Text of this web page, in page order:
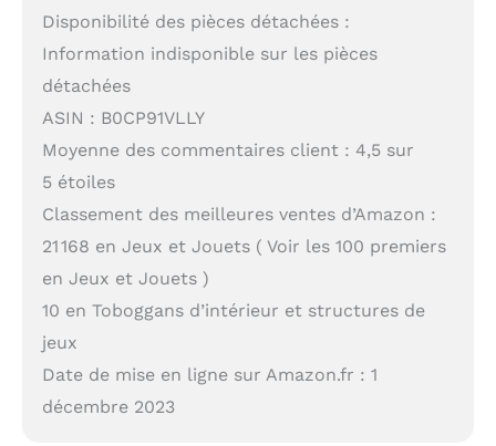
Disponibilité des pièces détachées :
Information indisponible sur les pièces
détachées
ASIN : B0CP91VLLY
Moyenne des commentaires client : 4,5 sur
5 étoiles
Classement des meilleures ventes d’Amazon :
21 168 en Jeux et Jouets ( Voir les 100 premiers
en Jeux et Jouets )
10 en Toboggans d’intérieur et structures de
jeux
Date de mise en ligne sur Amazon.fr : 1
décembre 2023